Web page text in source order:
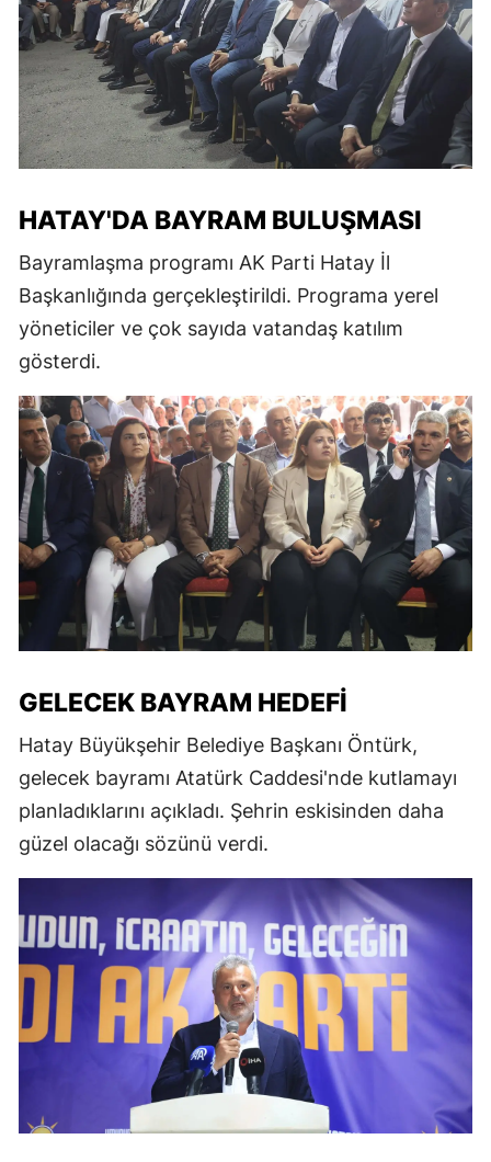
HATAY'DA BAYRAM BULUŞMASI
Bayramlaşma programı AK Parti Hatay İl
Başkanlığında gerçekleştirildi. Programa yerel
yöneticiler ve çok sayıda vatandaş katılım
gösterdi.
GELECEK BAYRAM HEDEFI
Hatay Büyükşehir Belediye Başkanı Öntürk,
gelecek bayramı Atatürk Caddesi'nde kutlamayı
planladıklarını açıkladı. Şehrin eskisinden daha
güzel olacağı sözünü verdi.